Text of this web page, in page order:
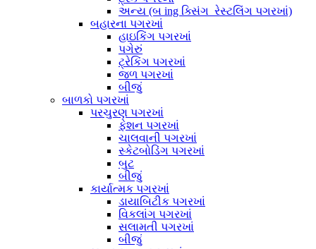
અન્ય (બ ing ક્સિંગ_રેસ્ટલિંગ પગરખાં)
બહારના પગરખાં
હાઇકિંગ પગરખાં
પગેરું
ટ્રેકિંગ પગરખાં
જળ પગરખાં
બીજું
બાળકો પગરખાં
પરચુરણ પગરખાં
ફેશન પગરખાં
ચાલવાની પગરખાં
સ્કેટબોડિંગ પગરખાં
બુટ
બીજું
કાર્યાત્મક પગરખાં
ડાયાબિટીક પગરખાં
વિકલાંગ પગરખાં
સલામતી પગરખાં
બીજું